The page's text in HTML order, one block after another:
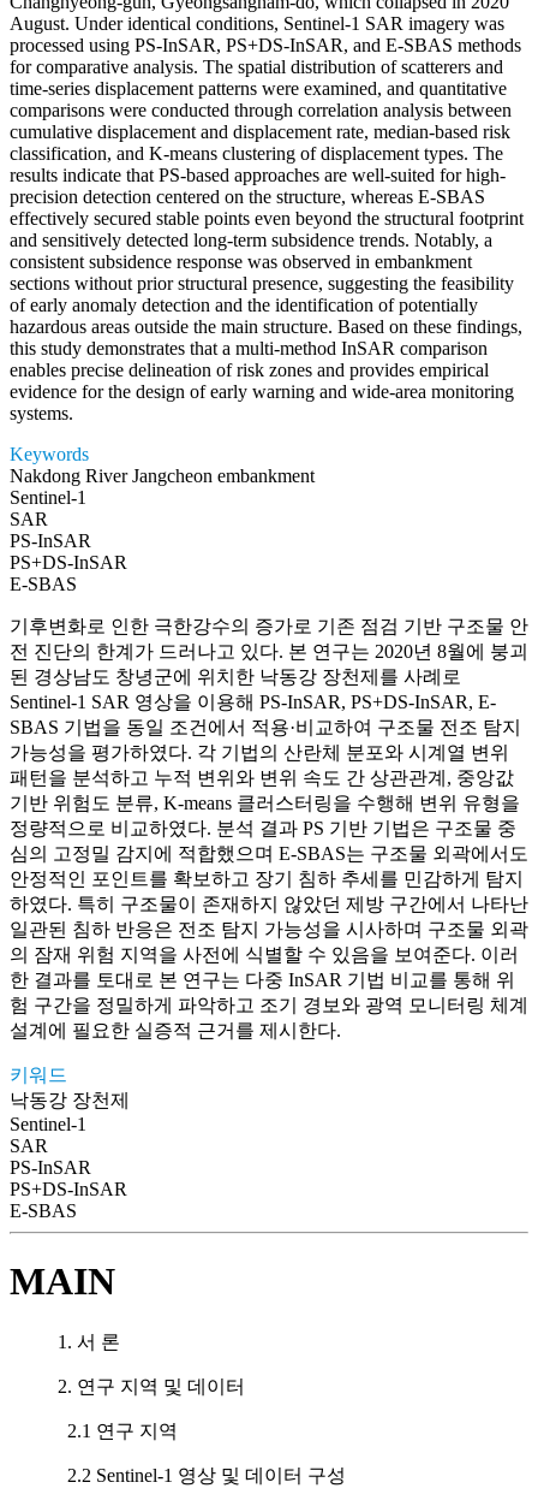
August. Under identical conditions, Sentinel-1 SAR imagery was
processed using PS-InSAR, PS+DS-InSAR, and E-SBAS methods
for comparative analysis. The spatial distribution of scatterers and
time-series displacement patterns were examined, and quantitative
comparisons were conducted through correlation analysis between
cumulative displacement and displacement rate, median-based risk
classification, and K-means clustering of displacement types. The
results indicate that PS-based approaches are well-suited for high-
precision detection centered on the structure, whereas E-SBAS
effectively secured stable points even beyond the structural footprint
and sensitively detected long-term subsidence trends. Notably, a
consistent subsidence response was observed in embankment
sections without prior structural presence, suggesting the feasibility
of early anomaly detection and the identification of potentially
hazardous areas outside the main structure. Based on these findings,
this study demonstrates that a multi-method InSAR comparison
enables precise delineation of risk zones and provides empirical
evidence for the design of early warning and wide-area monitoring
systems.
Keywords
Nakdong River Jangcheon embankment
Sentinel-1
SAR
PS-InSAR
PS+DS-InSAR
E-SBAS
기후변화로 인한 극한강수의 증가로 기존 점검 기반 구조물 안
전 진단의 한계가 드러나고 있다. 본 연구는 2020년 8월에 붕괴
된 경상남도 창녕군에 위치한 낙동강 장천제를 사례로
Sentinel-1 SAR 영상을 이용해 PS-InSAR, PS+DS-InSAR, E-
SBAS 기법을 동일 조건에서 적용·비교하여 구조물 전조 탐지
가능성을 평가하였다. 각 기법의 산란체 분포와 시계열 변위
패턴을 분석하고 누적 변위와 변위 속도 간 상관관계, 중앙값
기반 위험도 분류, K-means 클러스터링을 수행해 변위 유형을
정량적으로 비교하였다. 분석 결과 PS 기반 기법은 구조물 중
심의 고정밀 감지에 적합했으며 E-SBAS는 구조물 외곽에서도
안정적인 포인트를 확보하고 장기 침하 추세를 민감하게 탐지
하였다. 특히 구조물이 존재하지 않았던 제방 구간에서 나타난
일관된 침하 반응은 전조 탐지 가능성을 시사하며 구조물 외곽
의 잠재 위험 지역을 사전에 식별할 수 있음을 보여준다. 이러
한 결과를 토대로 본 연구는 다중 InSAR 기법 비교를 통해 위
험 구간을 정밀하게 파악하고 조기 경보와 광역 모니터링 체계
설계에 필요한 실증적 근거를 제시한다.
키워드
낙동강 장천제
Sentinel-1
SAR
PS-InSAR
PS+DS-InSAR
E-SBAS
MAIN
1. 서 론
2. 연구 지역 및 데이터
2.1 연구 지역
2.2 Sentinel-1 영상 및 데이터 구성